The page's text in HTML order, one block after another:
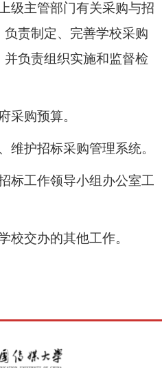
级主管部门有关采购与招
责制定、完善学校采购
负责组织实施和监督检
采购预算。
维护招标采购管理系统。
标工作领导小组办公室工
校交办的其他工作。